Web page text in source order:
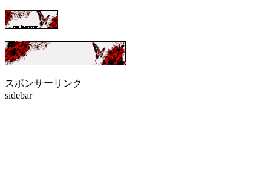
スポンサーリンク
sidebar